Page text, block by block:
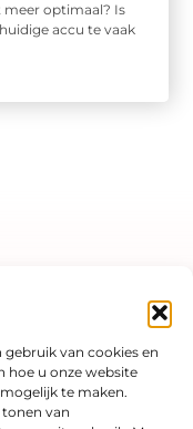
van cookies en
hoe u onze website
te maken.
van
meer optimaal? Is
accu te vaak